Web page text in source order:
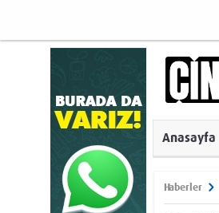
Anasayfa
Haberler